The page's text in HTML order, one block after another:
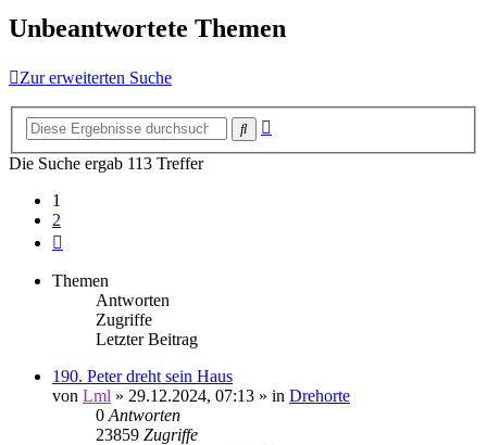
Unbeantwortete Themen
Zur erweiterten Suche
Suche
Die Suche ergab 113 Treffer
1
2
Themen
Antworten
Zugriffe
Letzter Beitrag
190. Peter dreht sein Haus
von Lml » 29.12.2024, 07:13 » in Drehorte
0 Antworten
23859 Zugriffe